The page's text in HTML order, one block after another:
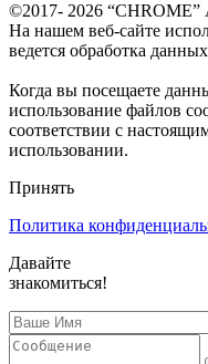
©2017- 2026 “CHROME”
На нашем веб-сайте
ведется обработка
Когда вы посещаете
использование файлов
соответствии с
использовании.
Принять
Политика
Давайте
знакомиться!